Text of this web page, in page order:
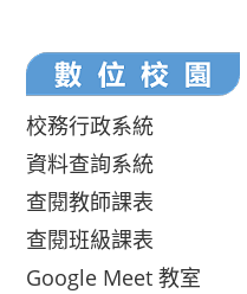
校務行政系統
資料查詢系統
查閱教師課表
查閱班級課表
Google Meet 教室